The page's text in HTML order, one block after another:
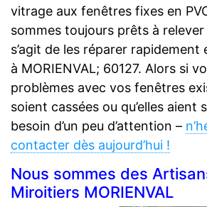
vitrage aux fenêtres fixes en
sommes toujours prêts à relever
s’agit de les réparer
à MORIENVAL; 60127. Alors si
problèmes avec vos fenêtres
soient cassées ou qu’elles aient
besoin d’un peu d’attention –
contacter dès aujourd’hui !
Nous sommes des
Miroitiers MORIENVAL